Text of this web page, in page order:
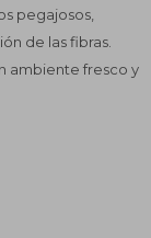
pegajosos,
de las fibras.
ambiente fresco y